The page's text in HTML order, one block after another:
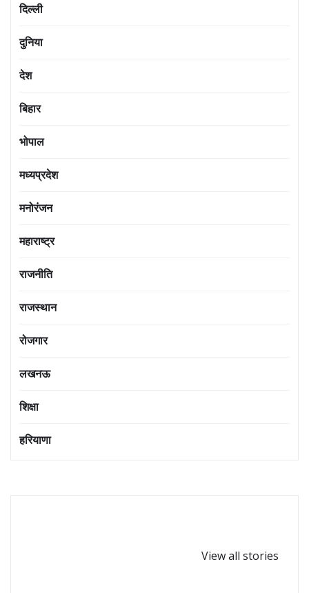
दिल्ली
दुनिया
देश
बिहार
भोपाल
मध्यप्रदेश
मनोरंजन
महाराष्ट्र
राजनीति
राजस्थान
रोजगार
लखनऊ
शिक्षा
हरियाणा
View all stories
से इंसान को देख लेता